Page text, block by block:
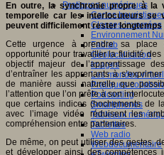
Pratiques numériques
Cartes
Classes inversées
Environnement
Fablab
Géolocalisation
Images
Les mondes
Pratiques
Podcasting
Smartphones
Tableaux
Tablettes
Web radio
Webdocumentaire
En outre, la synchronie propre à la
temporelle car les interlocuteurs se
peuvent difficilement rester
Cette urgence à prendre sa place
opportunité pour travailler la fluidité
objectif majeur de l’apprentissage
d’entraîner les apprenants à
de manière aussi naturelle que
l’attention que l’on prête à son
que certains indices (hochements de
avec l’image vidéo réduisent les
compréhension entre partenaires.
De même, on peut utiliser des gestes,
et développer ainsi des compétences